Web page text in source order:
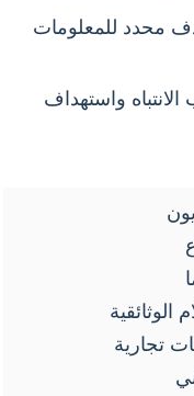
محدد للمعلومات
واستهداف
الوثائقية
تجارية